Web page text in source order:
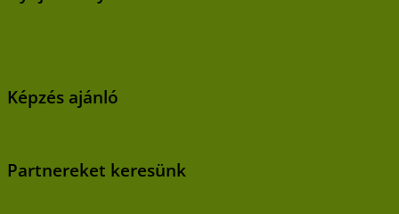
Képzés ajánló
Partnereket keresünk